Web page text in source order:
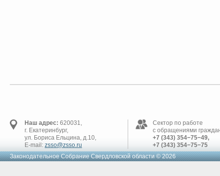
Наш адрес: 620031,
г. Екатеринбург,
ул. Бориса Ельцина, д.10,
E-mail: zsso@zsso.ru
Сектор по работе
с обращениями
+7 (343) 354−75−49,
+7 (343) 354−75−75
Законодательное Cобрание Свердловской области © 2026